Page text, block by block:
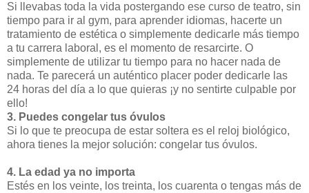
Si llevabas toda la vida postergando ese curso de teatro, sin
tiempo para ir al gym, para aprender idiomas, hacerte un
tratamiento de estética o simplemente dedicarle más tiempo
a tu carrera laboral, es el momento de resarcirte. O
simplemente de utilizar tu tiempo para no hacer nada de
nada. Te parecerá un auténtico placer poder dedicarle las
24 horas del día a lo que quieras ¡y no sentirte culpable por
ello!
3. Puedes congelar tus óvulos
Si lo que te preocupa de estar soltera es el reloj biológico,
ahora tienes la mejor solución: congelar tus óvulos.
4. La edad ya no importa
Estés en los veinte, los treinta, los cuarenta o tengas más de